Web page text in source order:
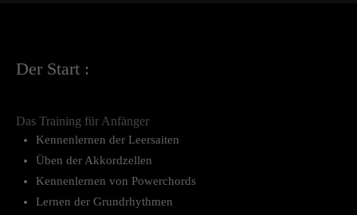
Der Start :
Das Training für Anfänger
Kennenlernen der Leersaiten
Üben der Akkordzellen
Kennenlernen von Powerchords
Lernen der Grundrhythmen